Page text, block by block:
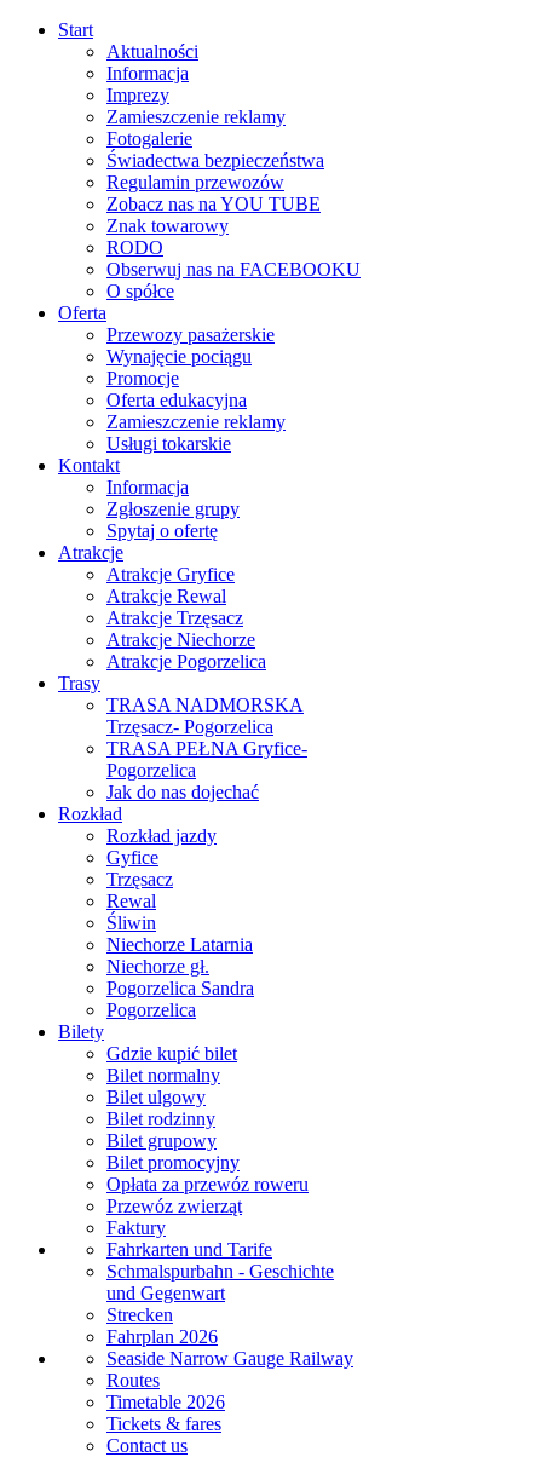
Start
Aktualności
Informacja
Imprezy
Zamieszczenie reklamy
Fotogalerie
Świadectwa bezpieczeństwa
Regulamin przewozów
Zobacz nas na YOU TUBE
Znak towarowy
RODO
Obserwuj nas na FACEBOOKU
O spółce
Oferta
Przewozy pasażerskie
Wynajęcie pociągu
Promocje
Oferta edukacyjna
Zamieszczenie reklamy
Usługi tokarskie
Kontakt
Informacja
Zgłoszenie grupy
Spytaj o ofertę
Atrakcje
Atrakcje Gryfice
Atrakcje Rewal
Atrakcje Trzęsacz
Atrakcje Niechorze
Atrakcje Pogorzelica
Trasy
TRASA NADMORSKA
Trzęsacz- Pogorzelica
TRASA PEŁNA Gryfice-
Pogorzelica
Jak do nas dojechać
Rozkład
Rozkład jazdy
Gyfice
Trzęsacz
Rewal
Śliwin
Niechorze Latarnia
Niechorze gł.
Pogorzelica Sandra
Pogorzelica
Bilety
Gdzie kupić bilet
Bilet normalny
Bilet ulgowy
Bilet rodzinny
Bilet grupowy
Bilet promocyjny
Opłata za przewóz roweru
Przewóz zwierząt
Faktury
Fahrkarten und Tarife
Schmalspurbahn - Geschichte
und Gegenwart
Strecken
Fahrplan 2026
Seaside Narrow Gauge Railway
Routes
Timetable 2026
Tickets & fares
Contact us